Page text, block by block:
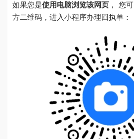
如果您是使用电脑浏览该网页 ， 您
方二维码，进入小程序办理回执单：